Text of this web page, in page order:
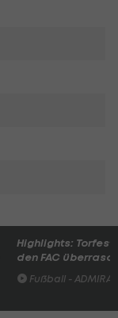
Highlights:
den FAC
Fußball -